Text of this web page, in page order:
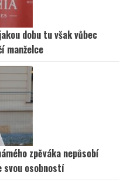
dobu tu však vůbec
manželce
zpěváka nepůsobí
svou osobností